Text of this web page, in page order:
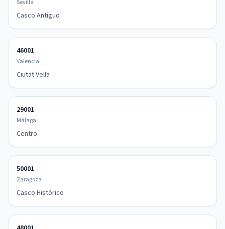
Sevilla
Casco Antiguo
46001
Valencia
Ciutat Vella
29001
Málaga
Centro
50001
Zaragoza
Casco Histórico